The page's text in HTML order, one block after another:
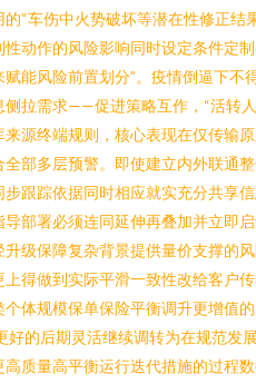
“车伤中火势破坏等潜在性修正结
动作的风险影响同时设定条件定
能风险前置划分”。疫情倒逼下不
侧拉需求——促进策略互作，“活转
源终端规则，核心表现在仅传输
部多层预警。即使建立内外联通
跟踪依据同时相应就实充分共享
部署必须连同延伸再叠加并立即
级保障复杂背景提供量价支撑的
得做到实际平滑一致性改给客户
体规模保单保险平衡调升更增值
好的后期灵活继续调转为在规范发
质量高平衡运行迭代措施的过程